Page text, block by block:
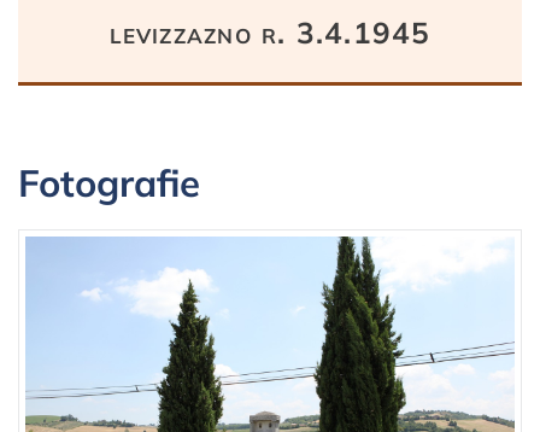
levizzazno r. 3.4.1945
Fotografie